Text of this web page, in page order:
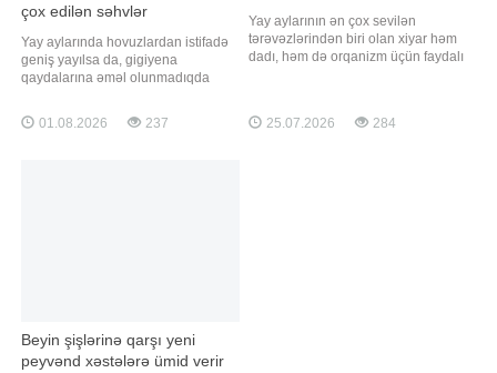
çox edilən səhvlər
Yay aylarında hovuzlardan istifadə
geniş yayılsa da, gigiyena
qaydalarına əməl olunmadıqda
artır. xəbər verir ki, hovuza
girməzdən əvvəl və çıxdıqdan sonra
01.08.2026 237
Yay aylarının ən çox sevilən
tərəvəzlərindən biri olan xiyar həm
dadı, həm də orqanizm üçün faydalı
bədənin su balansını qorumağa
25.07.2026 284
Beyin şişlərinə qarşı yeni
peyvənd xəstələrə ümid verir